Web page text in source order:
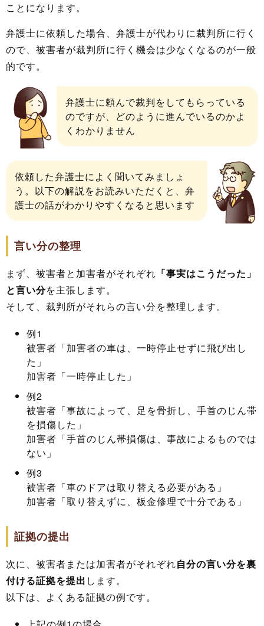
ことになります。
弁護士に依頼した場合、弁護士が代わりに裁判所に行く
ので、被害者が裁判所に行く機会は少なくなるのが一般
的です。
弁護士に頼んで裁判をしてもらっている
のですが、どのように進んでいるのかよ
くわかりません
依頼した弁護士によく聞いてみましょ
う。以下の解説をお読みいただくと、弁
護士の話がわかりやすくなると思います
言い分の整理
まず、被害者と加害者がそれぞれ 「事実はこうだった」
と言い分を主張します。
そして、裁判所がそれらの言い分を整理します。
例1
被害者「加害者の車は、一時停止せずに飛び出し
た」
加害者「一時停止した」
例2
被害者「事故によって、足を骨折し、手首のじん帯
を損傷した」
加害者「手首のじん帯損傷は、事故によるものでは
ない」
例3
被害者「車のドアは取り替える必要がある」
加害者「取り替えずに、板金修理で十分である」
証拠の提出
次に、被害者または加害者がそれぞれ自分の言い分を裏
付ける証拠を提出 します。
以下は、よくある証拠の例です。